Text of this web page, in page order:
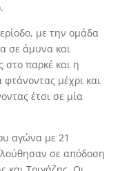
με την ομάδα
σε άμυνα και
στο παρκέ και η
μέχρι και
έτσι σε μία
αγώνα με 21
σε απόδοση